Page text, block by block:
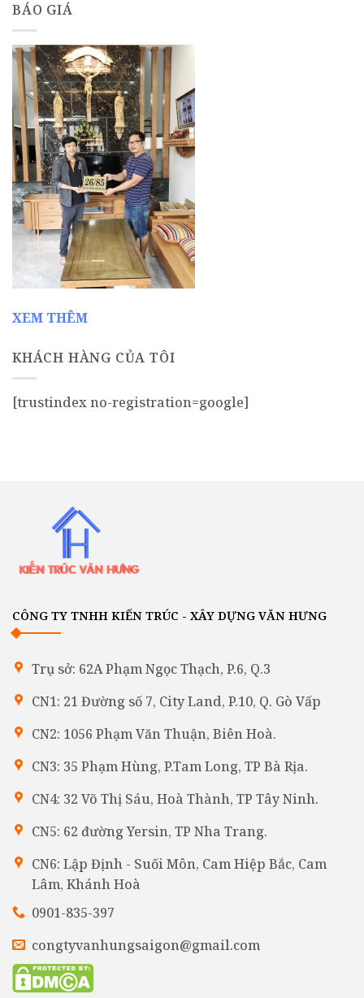
BÁO GIÁ
XEM THÊM
KHÁCH HÀNG CỦA TÔI
[trustindex no-registration=google]
CÔNG TY TNHH KIẾN TRÚC - XÂY DỰNG VĂN HƯNG
Trụ sở: 62A Phạm Ngọc Thạch, P.6, Q.3
CN1: 21 Đường số 7, City Land, P.10, Q. Gò Vấp
CN2: 1056 Phạm Văn Thuận, Biên Hoà.
CN3: 35 Phạm Hùng, P.Tam Long, TP Bà Rịa.
CN4: 32 Võ Thị Sáu, Hoà Thành, TP Tây Ninh.
CN5: 62 đường Yersin, TP Nha Trang.
CN6: Lập Định - Suối Môn, Cam Hiệp Bắc, Cam
Lâm, Khánh Hoà
0901-835-397
congtyvanhungsaigon@gmail.com